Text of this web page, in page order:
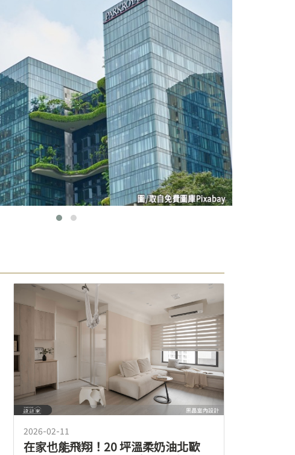
2026-02-11
在家也能飛翔！20 坪溫柔奶油北歐